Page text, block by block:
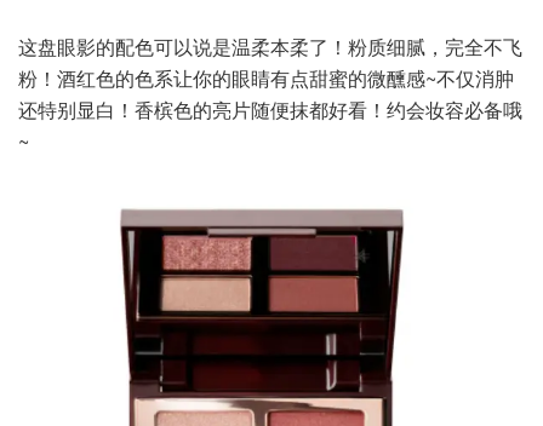
这盘眼影的配色可以说是温柔本柔了！粉质细腻，完全不飞
粉！酒红色的色系让你的眼睛有点甜蜜的微醺感~不仅消肿
还特别显白！香槟色的亮片随便抹都好看！约会妆容必备哦
~